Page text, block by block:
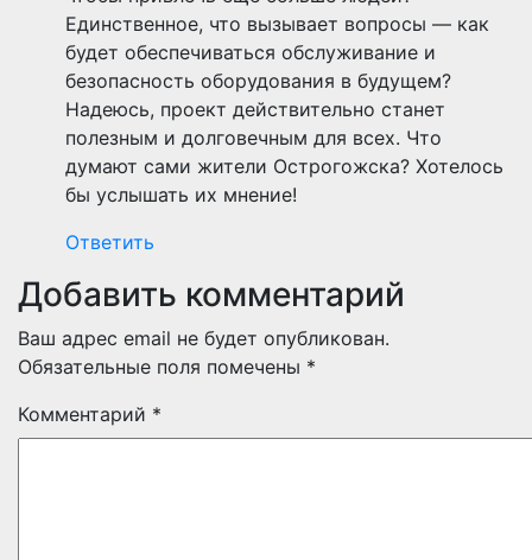
Единственное, что вызывает вопросы — как
будет обеспечиваться обслуживание и
безопасность оборудования в будущем?
Надеюсь, проект действительно станет
полезным и долговечным для всех. Что
думают сами жители Острогожска? Хотелось
бы услышать их мнение!
Ответить
Добавить комментарий
Ваш адрес email не будет опубликован.
Обязательные поля помечены *
Комментарий *